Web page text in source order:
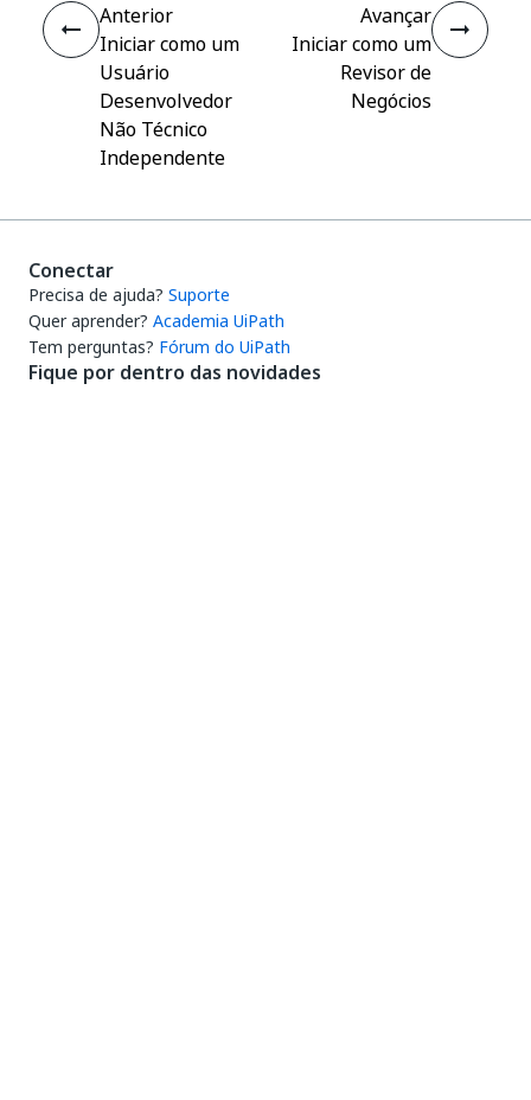
Anterior
Iniciar como um
Usuário
Desenvolvedor
Não Técnico
Independente
Avançar
Iniciar como um
Revisor de
Negócios
Conectar
Precisa de ajuda? Suporte
Quer aprender? Academia UiPath
Tem perguntas? Fórum do UiPath
Fique por dentro das novidades